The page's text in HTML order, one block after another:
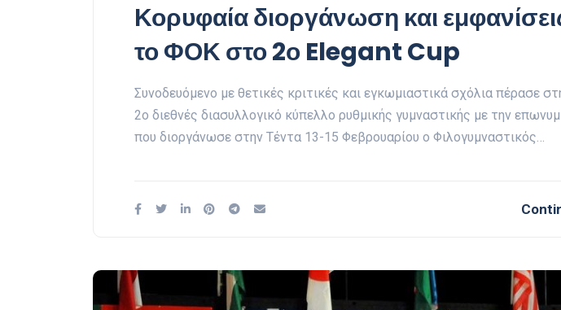
Κορυφαία διοργάνωση και
το ΦΟΚ στο 2ο Elegant Cup
Συνοδευόμενο με θετικές κριτικές και εγκωμιαστικά σχόλια πέρασε
2ο διεθνές διασυλλογικό κύπελλο ρυθμικής γυμναστικής με την
που διοργάνωσε στην Τέντα 13-15 Φεβρουαρίου ο Φιλογυμναστικός…